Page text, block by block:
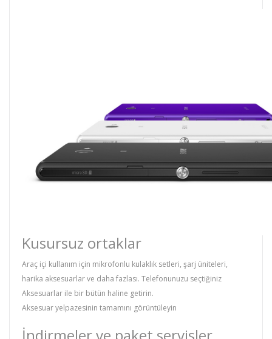
Kusursuz ortaklar
Araç içi kullanım için mikrofonlu kulaklık setleri, şarj üniteleri,
harika aksesuarlar ve daha fazlası. Telefonunuzu seçtiğiniz
Aksesuarlar ile bir bütün haline getirin.
Aksesuar yelpazesinin tamamını görüntüleyin
İndirmeler ve paket servisler